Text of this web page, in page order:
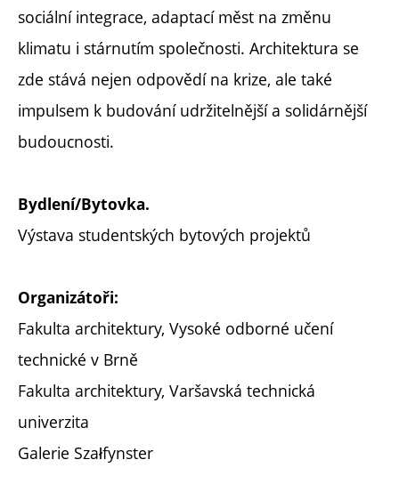
sociální integrace, adaptací měst na změnu
klimatu i stárnutím společnosti. Architektura se
zde stává nejen odpovědí na krize, ale také
impulsem k budování udržitelnější a solidárnější
budoucnosti.
Bydlení/Bytovka.
Výstava studentských bytových projektů
Organizátoři:
Fakulta architektury, Vysoké odborné učení
technické v Brně
Fakulta architektury, Varšavská technická
univerzita
Galerie Szałfynster